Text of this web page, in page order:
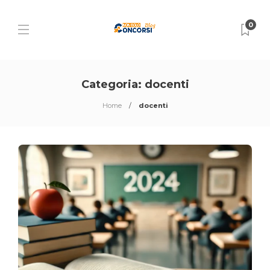
0
Categoria: docenti
Home docenti